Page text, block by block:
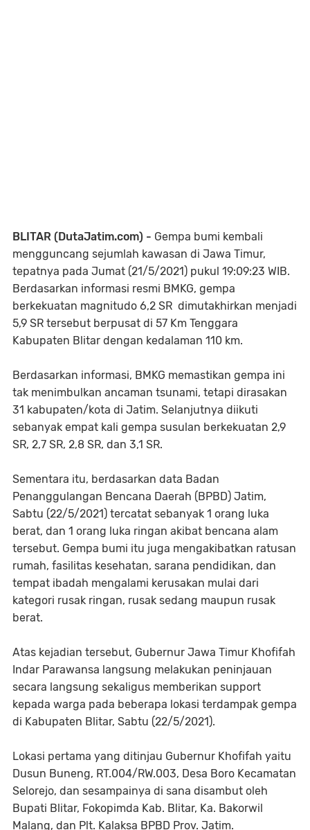
BLITAR (DutaJatim.com) - Gempa bumi kembali
mengguncang sejumlah kawasan di Jawa Timur,
tepatnya pada Jumat (21/5/2021) pukul 19:09:23 WIB.
Berdasarkan informasi resmi BMKG, gempa
berkekuatan magnitudo 6,2 SR dimutakhirkan menjadi
5,9 SR tersebut berpusat di 57 Km Tenggara
Kabupaten Blitar dengan kedalaman 110 km.
Berdasarkan informasi, BMKG memastikan gempa ini
tak menimbulkan ancaman tsunami, tetapi dirasakan
31 kabupaten/kota di Jatim. Selanjutnya diikuti
sebanyak empat kali gempa susulan berkekuatan 2,9
SR, 2,7 SR, 2,8 SR, dan 3,1 SR.
Sementara itu, berdasarkan data Badan
Penanggulangan Bencana Daerah (BPBD) Jatim,
Sabtu (22/5/2021) tercatat sebanyak 1 orang luka
berat, dan 1 orang luka ringan akibat bencana alam
tersebut. Gempa bumi itu juga mengakibatkan ratusan
rumah, fasilitas kesehatan, sarana pendidikan, dan
tempat ibadah mengalami kerusakan mulai dari
kategori rusak ringan, rusak sedang maupun rusak
berat.
Atas kejadian tersebut, Gubernur Jawa Timur Khofifah
Indar Parawansa langsung melakukan peninjauan
secara langsung sekaligus memberikan support
kepada warga pada beberapa lokasi terdampak gempa
di Kabupaten Blitar, Sabtu (22/5/2021).
Lokasi pertama yang ditinjau Gubernur Khofifah yaitu
Dusun Buneng, RT.004/RW.003, Desa Boro Kecamatan
Selorejo, dan sesampainya di sana disambut oleh
Bupati Blitar, Fokopimda Kab. Blitar, Ka. Bakorwil
Malang, dan Plt. Kalaksa BPBD Prov. Jatim.